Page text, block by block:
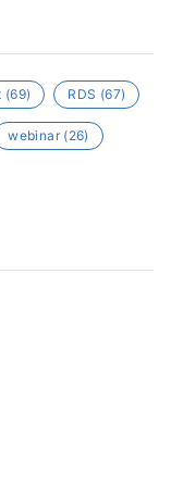
(69) RDS (67)
webinar(26)